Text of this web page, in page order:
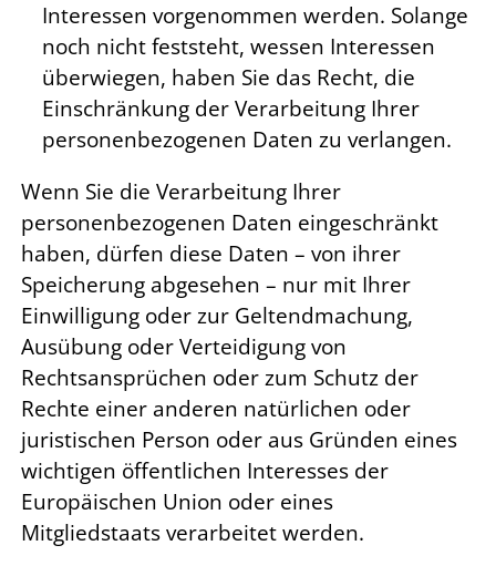
Interessen vorgenommen werden. Solange
noch nicht feststeht, wessen Interessen
überwiegen, haben Sie das Recht, die
Einschränkung der Verarbeitung Ihrer
personenbezogenen Daten zu verlangen.
Wenn Sie die Verarbeitung Ihrer
personenbezogenen Daten eingeschränkt
haben, dürfen diese Daten – von ihrer
Speicherung abgesehen – nur mit Ihrer
Einwilligung oder zur Geltendmachung,
Ausübung oder Verteidigung von
Rechtsansprüchen oder zum Schutz der
Rechte einer anderen natürlichen oder
juristischen Person oder aus Gründen eines
wichtigen öffentlichen Interesses der
Europäischen Union oder eines
Mitgliedstaats verarbeitet werden.